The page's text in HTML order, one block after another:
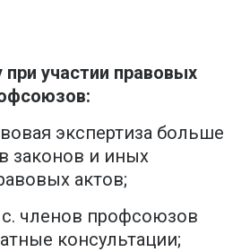
участии правовых
экспертиза больше
законов и иных
актов;
членов профсоюзов
консультации;